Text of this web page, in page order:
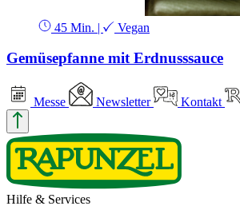
45 Min. | Vegan
Gemüsepfanne mit Erdnusssauce
Messe Newsletter Kontakt
Hilfe & Services